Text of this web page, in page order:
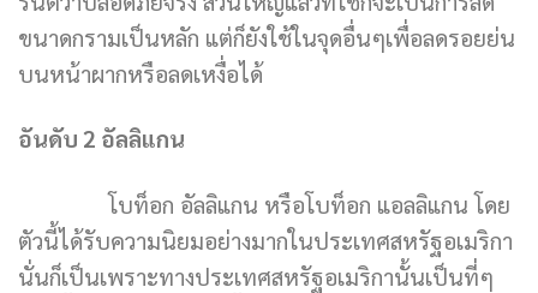
ขนาดกรามเป็นหลัก แต่ก็ยังใช้ในจุดอื่นๆเพื่อลดรอยย่น
บนหน้าผากหรือลดเหงื่อได้
อันดับ 2 อัลลิแกน
โบท็อก อัลลิแกน หรือโบท็อก แอลลิแกน โดย
ตัวนี้ได้รับความนิยมอย่างมากในประเทศสหรัฐอเมริกา
นั่นก็เป็นเพราะทางประเทศสหรัฐอเมริกานั้นเป็นที่ๆ